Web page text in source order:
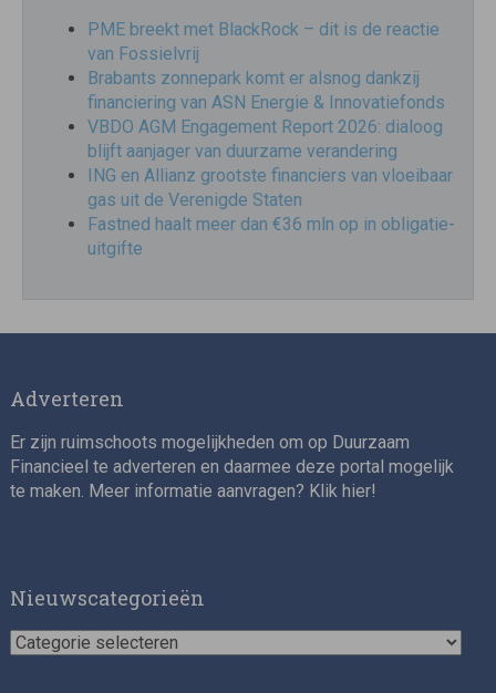
PME breekt met BlackRock – dit is de reactie
van Fossielvrij
Brabants zonnepark komt er alsnog dankzij
financiering van ASN Energie & Innovatiefonds
VBDO AGM Engagement Report 2026: dialoog
blijft aanjager van duurzame verandering
ING en Allianz grootste financiers van vloeibaar
gas uit de Verenigde Staten
Fastned haalt meer dan €36 mln op in obligatie-
uitgifte
Adverteren
Er zijn ruimschoots mogelijkheden om op Duurzaam
Financieel te adverteren en daarmee deze portal mogelijk
te maken. Meer informatie aanvragen? Klik hier!
Nieuwscategorieën
Nieuwscategorieën